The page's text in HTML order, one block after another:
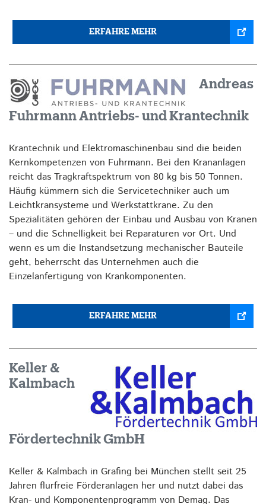
ERFAHRE MEHR
Andreas
Fuhrmann Antriebs- und Krantechnik
Krantechnik und Elektromaschinenbau sind die beiden
Kernkompetenzen von Fuhrmann. Bei den Krananlagen
reicht das Tragkraftspektrum von 80 kg bis 50 Tonnen.
Häufig kümmern sich die Servicetechniker auch um
Leichtkransysteme und Werkstattkrane. Zu den
Spezialitäten gehören der Einbau und Ausbau von Kranen
– und die Schnelligkeit bei Reparaturen vor Ort. Und
wenn es um die Instandsetzung mechanischer Bauteile
geht, beherrscht das Unternehmen auch die
Einzelanfertigung von Krankomponenten.
ERFAHRE MEHR
Keller &
Kalmbach
Fördertechnik GmbH
Keller & Kalmbach in Grafing bei München stellt seit 25
Jahren flurfreie Förderanlagen her und nutzt dabei das
Kran- und Komponentenprogramm von Demag. Das